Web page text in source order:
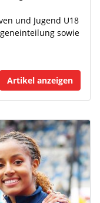
und Jugend U18
sowie
Artikel anzeigen